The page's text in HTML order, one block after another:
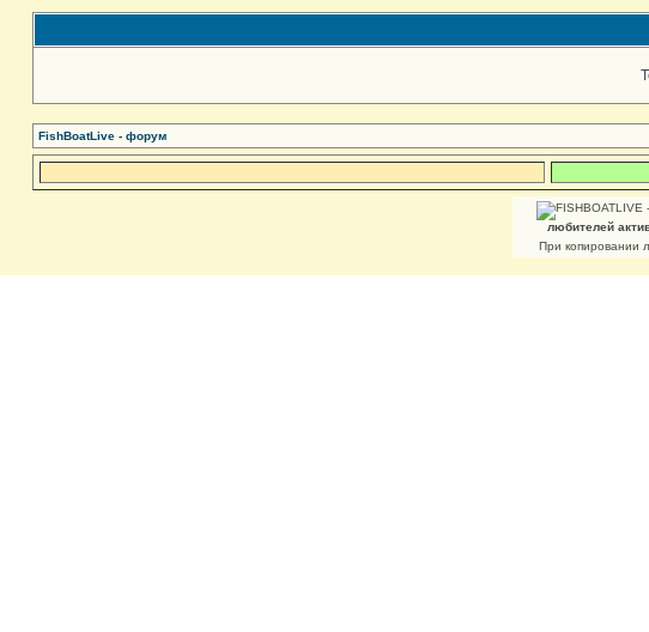
FishBoatLive - форум
любителей
При копировании